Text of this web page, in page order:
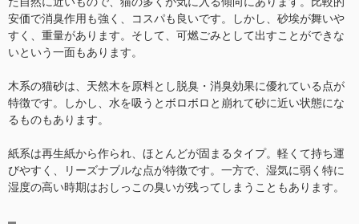
安価で消臭作用も強く、コスパも良いです。しかし、砂埃が舞いや
すく、重量があります。そして、可燃ごみとして出すことができな
いという一面もあります。
木系の猫砂は、天然木を原料とし脱臭・消臭効果に優れている点が
特徴です。しかし、水を吸うとボロボロと崩れて砂に近い状態にな
るものもあります。
紙系は再生紙から作られ、ほとんどが固まるタイプ。軽くて持ち運
びやすく、リーズナブルな点が特徴です。一方で、湿気に弱く特に
湿度の高い時期はおしっこの臭いが残ってしまうこともあります。